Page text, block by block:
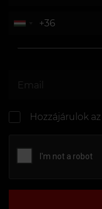
Hozzájárulok az